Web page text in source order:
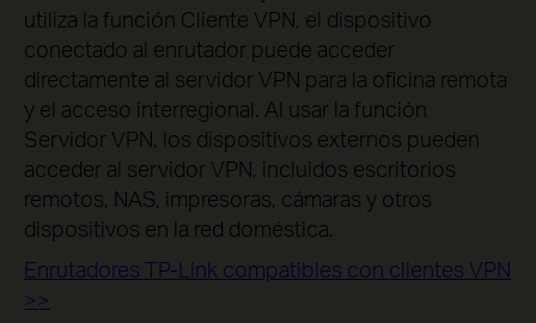
utiliza la función Cliente VPN, el dispositivo
conectado al enrutador puede acceder
directamente al servidor VPN para la oficina remota
y el acceso interregional. Al usar la función
Servidor VPN, los dispositivos externos pueden
acceder al servidor VPN, incluidos escritorios
remotos, NAS, impresoras, cámaras y otros
dispositivos en la red doméstica.
Enrutadores TP-Link compatibles con clientes VPN
>>